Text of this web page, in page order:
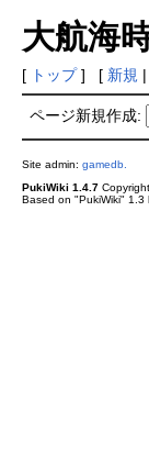
大航海
[ トップ] [ 新規 |
ページ新規作成:
Site admin: gamedb.
PukiWiki 1.4.7
Based on "PukiWiki" 1.3